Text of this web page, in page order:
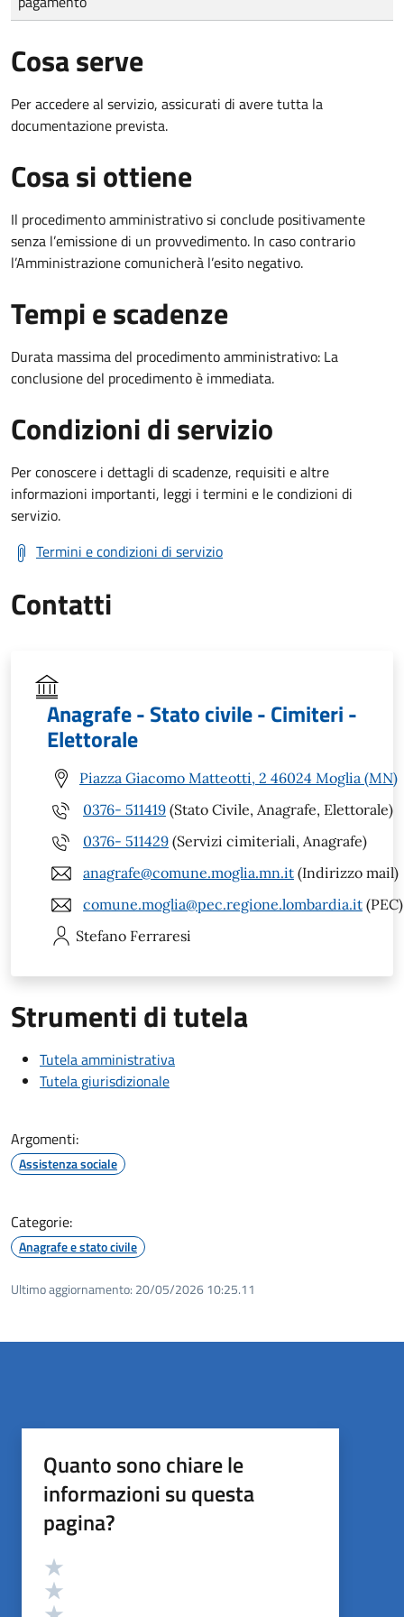
Cosa serve
Per accedere al servizio, assicurati di avere tutta la
documentazione prevista.
Cosa si ottiene
Il procedimento amministrativo si conclude positivamente
senza l’emissione di un provvedimento. In caso contrario
l’Amministrazione comunicherà l’esito negativo.
Tempi e scadenze
Durata massima del procedimento amministrativo: La
conclusione del procedimento è immediata.
Condizioni di servizio
Per conoscere i dettagli di scadenze, requisiti e altre
informazioni importanti, leggi i termini e le condizioni di
servizio.
Termini e condizioni di servizio
Contatti
Anagrafe - Stato civile - Cimiteri -
Elettorale
Piazza Giacomo Matteotti, 2 46024 Moglia (MN)
0376- 511419 (Stato Civile, Anagrafe, Elettorale)
0376- 511429 (Servizi cimiteriali, Anagrafe)
anagrafe@comune.moglia.mn.it (Indirizzo mail)
comune.moglia@pec.regione.lombardia.it (PEC)
Stefano Ferraresi
Strumenti di tutela
Tutela amministrativa
Tutela giurisdizionale
Argomenti:
Assistenza sociale
Categorie:
Anagrafe e stato civile
Ultimo aggiornamento: 20/05/2026 10:25.11
Quanto sono chiare le
informazioni su questa
pagina?
Valutazione